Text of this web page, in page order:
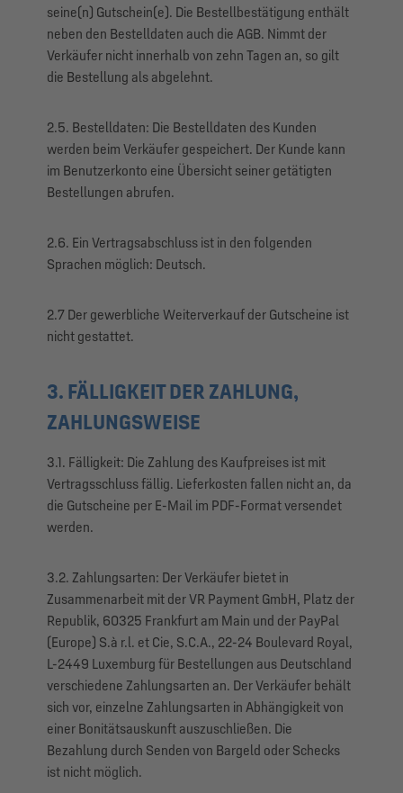
seine(n) Gutschein(e). Die Bestellbestätigung enthält
neben den Bestelldaten auch die AGB. Nimmt der
Verkäufer nicht innerhalb von zehn Tagen an, so gilt
die Bestellung als abgelehnt.
2.5. Bestelldaten: Die Bestelldaten des Kunden
werden beim Verkäufer gespeichert. Der Kunde kann
im Benutzerkonto eine Übersicht seiner getätigten
Bestellungen abrufen.
2.6. Ein Vertragsabschluss ist in den folgenden
Sprachen möglich: Deutsch.
2.7 Der gewerbliche Weiterverkauf der Gutscheine ist
nicht gestattet.
3. FÄLLIGKEIT DER ZAHLUNG,
ZAHLUNGSWEISE
3.1. Fälligkeit: Die Zahlung des Kaufpreises ist mit
Vertragsschluss fällig. Lieferkosten fallen nicht an, da
die Gutscheine per E-Mail im PDF-Format versendet
werden.
3.2. Zahlungsarten: Der Verkäufer bietet in
Zusammenarbeit mit der VR Payment GmbH, Platz der
Republik, 60325 Frankfurt am Main und der PayPal
(Europe) S.à r.l. et Cie, S.C.A., 22-24 Boulevard Royal,
L-2449 Luxemburg für Bestellungen aus Deutschland
verschiedene Zahlungsarten an. Der Verkäufer behält
sich vor, einzelne Zahlungsarten in Abhängigkeit von
einer Bonitätsauskunft auszuschließen. Die
Bezahlung durch Senden von Bargeld oder Schecks
ist nicht möglich.